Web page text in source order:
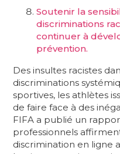
Soutenir la
discriminations
continuer à
prévention.
Des insultes racistes
discriminations
sportives, les athlètes
de faire face à des
FIFA a publié un
professionnels
discrimination en ligne